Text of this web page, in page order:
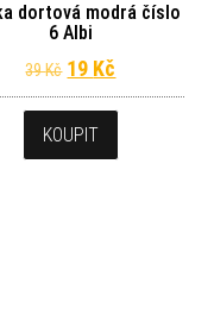
Kč.
19 Kč.
dortová modrá číslo
6 Albi
39Kč Původní cena
19 Kč
KOUPIT